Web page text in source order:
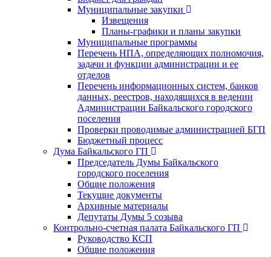
Муниципальные закупки
Извещения
Планы-графики и планы закупки
Муниципальные программы
Перечень НПА, определяющих полномочия,
задачи и функции администрации и ее
отделов
Перечень информационных систем, банков
данных, реестров, находящихся в ведении
Администрации Байкальского городского
поселения
Проверки проводимые администрацией БГП
Бюджетный процесс
Дума Байкальского ГП
Председатель Думы Байкальского
городского поселения
Общие положения
Текущие документы
Архивные материалы
Депутаты Думы 5 созыва
Контрольно-счетная палата Байкальского ГП
Руководство КСП
Общие положения